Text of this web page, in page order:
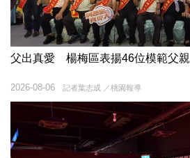
父出真愛 楊梅區表揚46位模範父親
記者葉志成 ／桃園報導
2026-08-06